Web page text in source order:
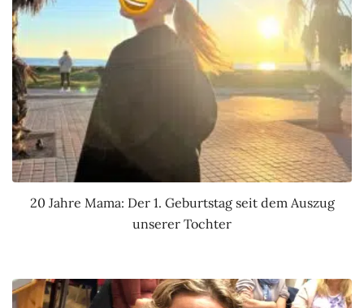
20 Jahre Mama: Der 1. Geburtstag seit dem Auszug
unserer Tochter